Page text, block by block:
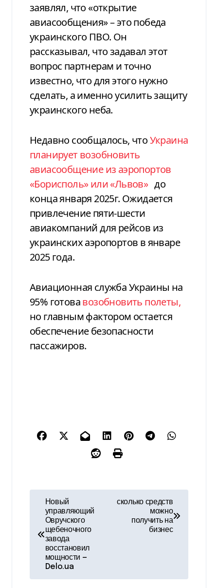
заявлял, что «открытие
авиасообщения» – это победа
украинского ПВО. Он
рассказывал, что задавал этот
вопрос партнерам и точно
известно, что для этого нужно
сделать, а именно усилить защиту
украинского неба.
Недавно сообщалось, чтоУкраина
планирует возобновить
авиасообщение из аэропортов
«Борисполь» или «Львов» до
конца января 2025г. Ожидается
привлечение пяти-шести
авиакомпаний для рейсов из
украинских аэропортов в январе
2025 года.
Авиационная служба Украины на
95% готовавозобновить полеты,
но главным фактором остается
обеспечение безопасности
пассажиров.
в
г
Новый
управляющий
Овручского
щебеночного
завода
восстановил
мощности —
Delo.ua
сколько средств
можно
получить на
бизнес